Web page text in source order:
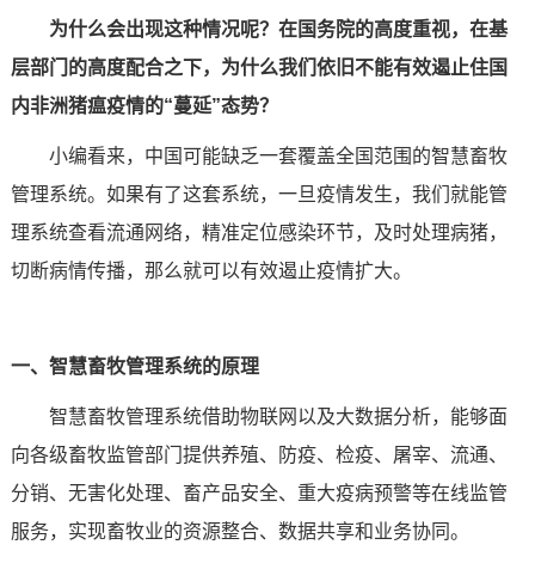
为什么会出现这种情况呢？在国务院的高度重视，在基
层部门的高度配合之下，为什么我们依旧不能有效遏止住国
内非洲猪瘟疫情的“蔓延”态势？
小编看来，中国可能缺乏一套覆盖全国范围的智慧畜牧
管理系统。如果有了这套系统，一旦疫情发生，我们就能管
理系统查看流通网络，精准定位感染环节，及时处理病猪，
切断病情传播，那么就可以有效遏止疫情扩大。
一、智慧畜牧管理系统的原理
智慧畜牧管理系统借助物联网 以及大数据分析，能够面
向各级畜牧监管部门提供养殖、防疫、检疫、屠宰、流通、
分销、无害化处理、畜产品安全、重大疫病预警等在线监管
服务，实现畜牧业的资源整合、数据共享和业务协同。